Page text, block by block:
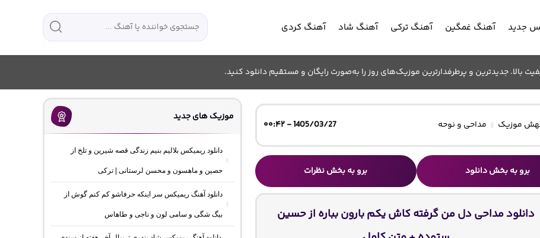
جدید آهنگ غمگین آهنگ ترکی آهنگ شاد آهنگ کردی
بالا. جدیدترین و پرطرفدارترین موزیک‌های روز را به‌صورت رایگان و مستقیم دانلود کنید.
موزیک مداحی و نوحه 1405/03/27 - ۰۰:۴۲
برو به بخش دانلود برو به بخش نظرات
دانلود مداحی دل من گرفته کاش یکم بارون بباره از حسین
موزیک های جدید
دانلود ریمیکس بلالیم بنیم زندگی قصه شیرین و تلخ از
حصین و ماهسون و محسن لرستانی | ترکی
دانلود آهنگ ریمیکس سر اینکه حرفاشو کم کنم گوش از
بیگ شگی و سامی لون و ناجی و طاهاس